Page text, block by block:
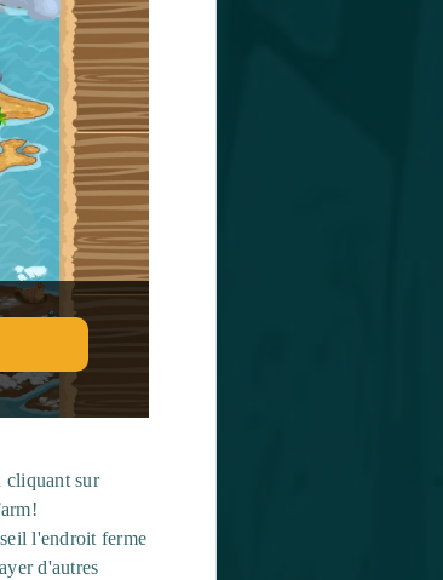
cliquant sur
l'endroit ferme
d'autres